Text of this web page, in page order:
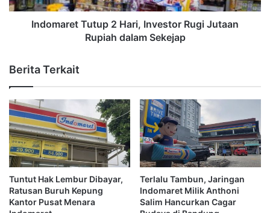
Indomaret Tutup 2 Hari, Investor Rugi Jutaan
Rupiah dalam Sekejap
Berita Terkait
Tuntut Hak Lembur Dibayar,
Ratusan Buruh Kepung
Kantor Pusat Menara
Terlalu Tambun, Jaringan
Indomaret Milik Anthoni
Salim Hancurkan Cagar